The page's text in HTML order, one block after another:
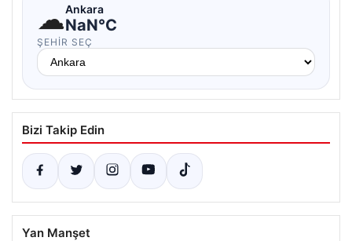
☁Ankara
NaN°C
ŞEHIR SEÇ
Bizi Takip Edin
Yan Manşet